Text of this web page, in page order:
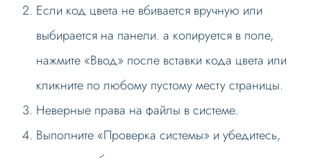
Меню сайта
Блоки / секции сайта
Личный кабинет
Формы и коммуникации
SEO и оптимизация
Лендинги и посадочные страницы
Если код цвета не вбивается вручную или
выбирается на панели. а копируется в поле,
нажмите «Ввод» после вставки кода цвета или
кликните по любому пустому месту страницы.
Неверные права на файлы в системе.
Выполните «Проверка системы» и убедитесь,